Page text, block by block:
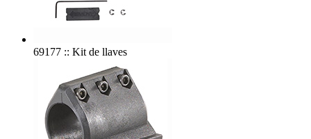
69177 :: Kit de llaves